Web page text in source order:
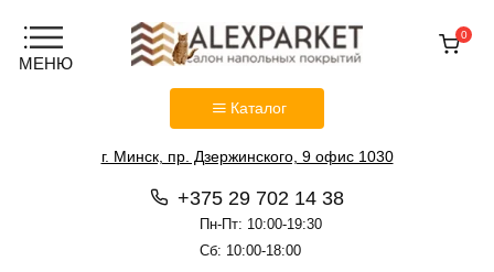
Каталог
г. Минск, пр. Дзержинского, 9 офис 1030
+375 29 702 14 38
Пн-Пт: 10:00-19:30
Сб: 10:00-18:00
0